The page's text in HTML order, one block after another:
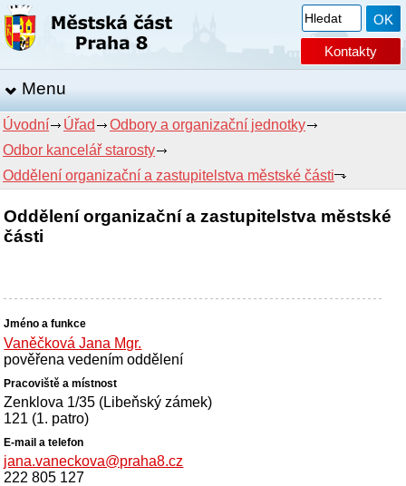
Kontakty
Menu
Úvodní Úřad
Odbory a organizační jednotky
Odbor kancelář starosty
Oddělení organizační a zastupitelstva městské části
Oddělení organizační a zastupitelstva městské
části
Vaněčková Jana Mgr.
pověřena vedením oddělení
Zenklova 1/35 (Libeňský zámek)
121 (1. patro)
jana.vaneckova@praha8.cz
222 805 127